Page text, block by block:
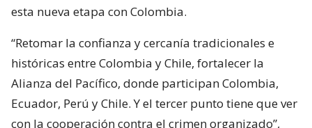
esta nueva etapa con Colombia.
“Retomar la confianza y cercanía tradicionales e
históricas entre Colombia y Chile, fortalecer la
Alianza del Pacífico, donde participan Colombia,
Ecuador, Perú y Chile. Y el tercer punto tiene que ver
con la cooperación contra el crimen organizado”,